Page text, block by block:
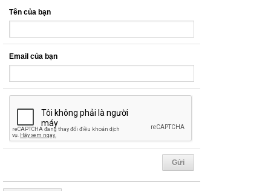
Tên của bạn
Email của bạn